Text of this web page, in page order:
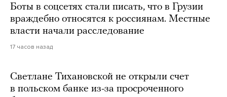
Боты в соцсетях стали писать, что в Грузии
враждебно относятся к россиянам. Местные
власти начали расследование
17 часов назад
Светлане Тихановской не открыли счет
в польском банке из-за просроченного